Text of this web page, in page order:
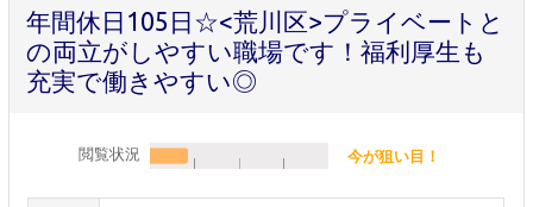
年間休日105日☆<荒川区>プライベートと
の両立がしやすい職場です！福利厚生も
充実で働きやすい◎
閲覧状況 今が狙い目！